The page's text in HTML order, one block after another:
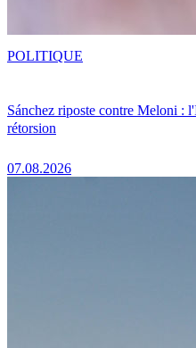
Sánchez riposte contre Meloni :
rétorsion
07.08.2026
POLITIQUE